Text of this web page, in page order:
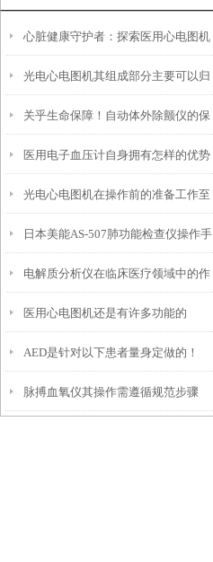
心脏健康守护者：探索医用心电图机
的神奇原理
光电心电图机其组成部分主要可以归
纳为以下三大核心模块
关乎生命保障！自动体外除颤仪的保
养秘诀，现在知道还不晚
医用电子血压计自身拥有怎样的优势
呢？
光电心电图机在操作前的准备工作至
关重要
日本美能AS-507肺功能检查仪操作手
册
电解质分析仪在临床医疗领域中的作
用
医用心电图机还是有许多功能的
AED是针对以下患者量身定做的！
脉搏血氧仪其操作需遵循规范步骤